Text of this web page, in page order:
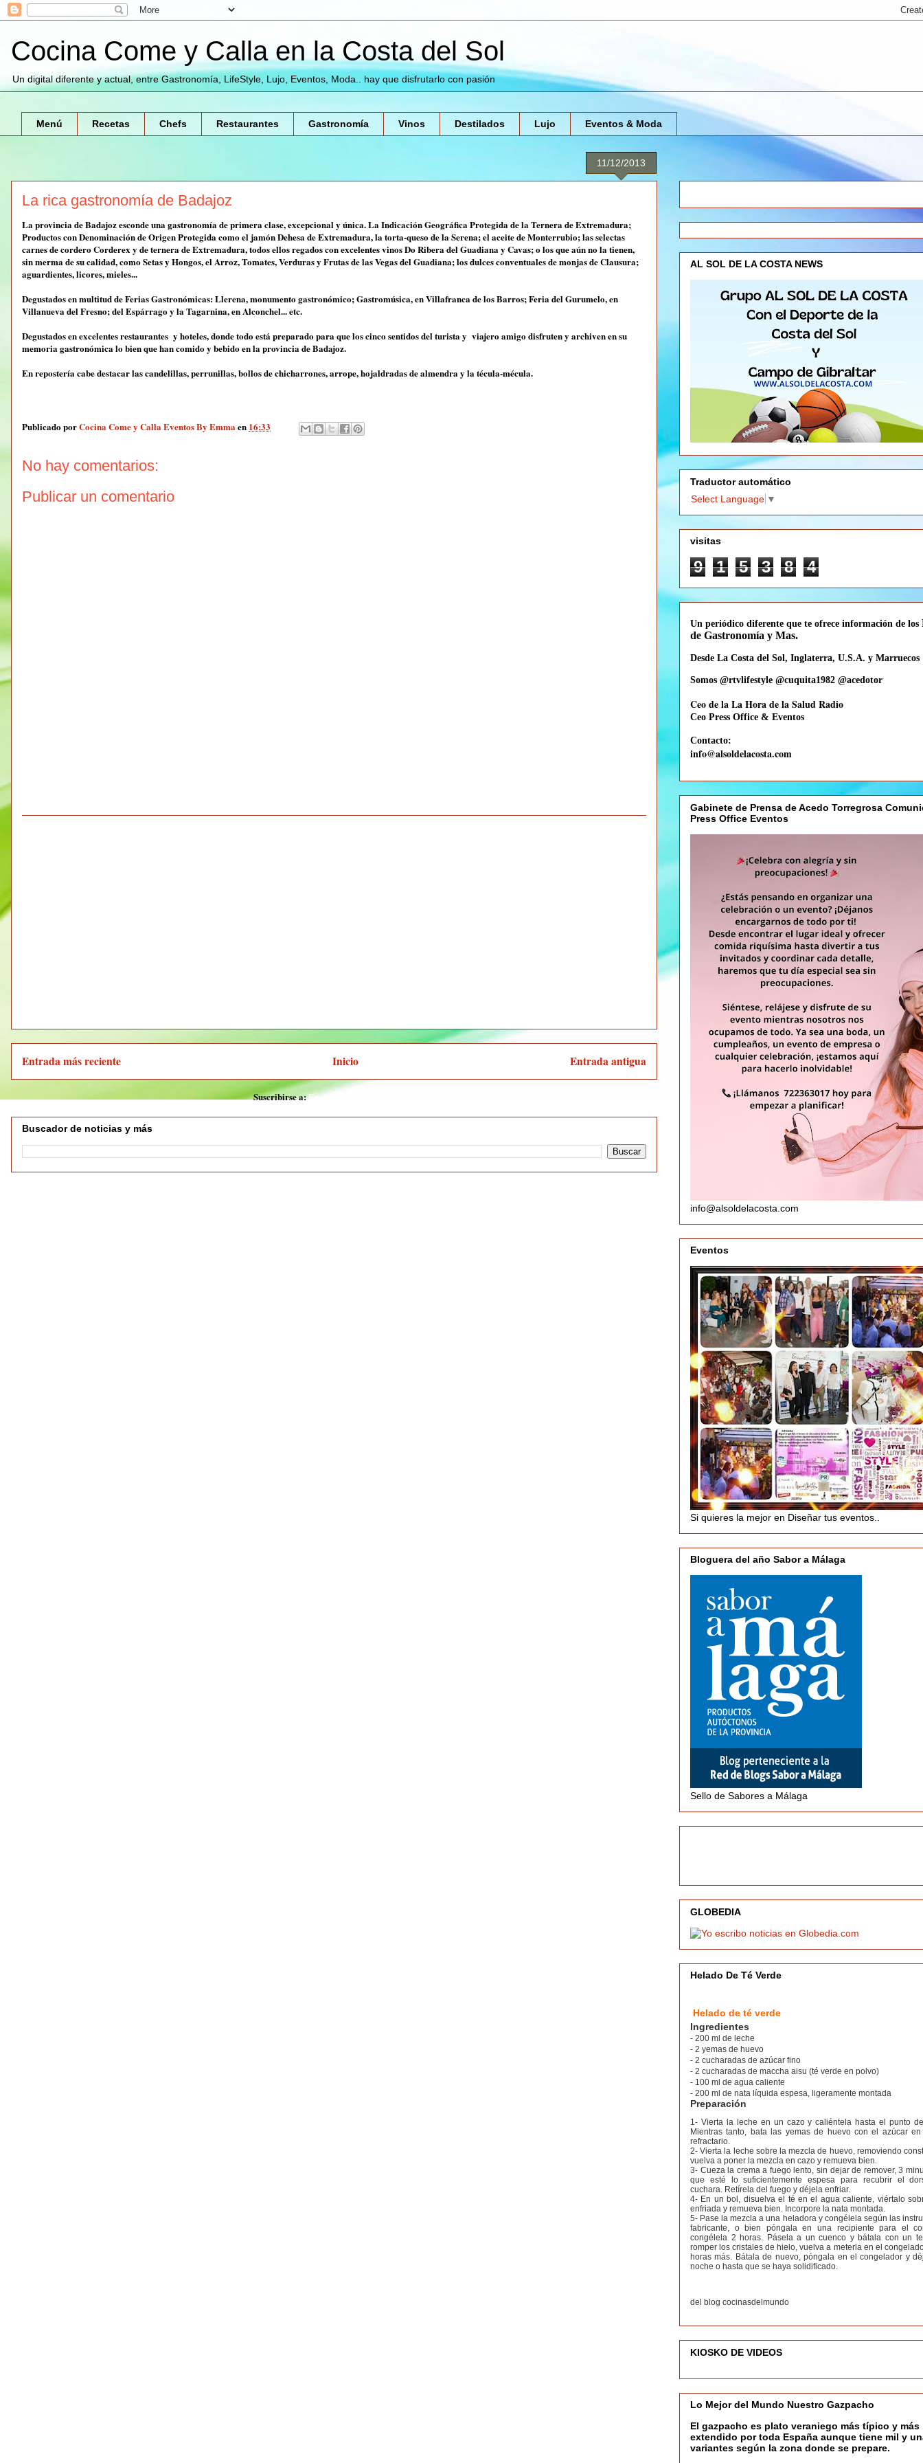
Cocina Come y Calla en la Costa del Sol
Un digital diferente y actual, entre Gastronomía, LifeStyle, Lujo, Eventos, Moda.. hay que disfrutarlo con pasión
Menú Recetas Chefs Restaurantes Gastronomía Vinos Destilados Lujo Eventos & Moda
11/12/2013
La rica gastronomía de Badajoz
La provincia de Badajoz esconde una gastronomía de primera clase, excepcional y única. La Indicación Geográfica Protegida de la Ternera de Extremadura;
Productos con Denominación de Origen Protegida como el jamón Dehesa de Extremadura, la torta-queso de la Serena; el aceite de Monterrubio; las selectas
carnes de cordero Corderex y de ternera de Extremadura, todos ellos regados con excelentes vinos Do Ribera del Guadiana y Cavas; o los que aún no la tienen,
sin merma de su calidad, como Setas y Hongos, el Arroz, Tomates, Verduras y Frutas de las Vegas del Guadiana; los dulces conventuales de monjas de Clausura;
aguardientes, licores, mieles...
Degustados en multitud de Ferias Gastronómicas: Llerena, monumento gastronómico; Gastromúsica, en Villafranca de los Barros; Feria del Gurumelo, en
Villanueva del Fresno; del Espárrago y la Tagarnina, en Alconchel... etc.
Degustados en excelentes restaurantes y hoteles, donde todo está preparado para que los cinco sentidos del turista y viajero amigo disfruten y archiven en su
memoria gastronómica lo bien que han comido y bebido en la provincia de Badajoz.
En repostería cabe destacar las candelillas, perrunillas, bollos de chicharrones, arrope, hojaldradas de almendra y la técula-mécula.
Publicado porCocina Come y Calla Eventos By Emmaen 16:33
No hay comentarios:
Publicar un comentario
Entrada más reciente Entrada antigua
Inicio
Suscribirse a:Enviar comentarios (Atom)
Buscador de noticias y más
AL SOL DE LA COSTA NEWS
Traductor automático
Select Language ▼
visitas
9 1 5 3 8 4
Un periódico diferente que te ofrece información de los
de Gastronomía y Mas.
Desde La Costa del Sol, Inglaterra, U.S.A. y Marruecos
Somos @rtvlifestyle @cuquita1982 @acedotor
Ceo de la La Hora de la Salud Radio
Ceo Press Office & Eventos
Contacto:
info@alsoldelacosta.com
Gabinete de Prensa de Acedo Torregrosa
Press Office Eventos
info@alsoldelacosta.com
Eventos
Si quieres la mejor en Diseñar tus eventos..
Bloguera del año Sabor a Málaga
Sello de Sabores a Málaga
GLOBEDIA
Helado De Té Verde
Helado de té verde
Ingredientes
- 200 ml de leche
- 2 yemas de huevo
- 2 cucharadas de azúcar fino
- 2 cucharadas de maccha aisu (té verde en polvo)
- 100 ml de agua caliente
- 200 ml de nata líquida espesa, ligeramente montada
Preparación
1- Vierta la leche en un cazo y caliéntela hasta el punto
Mientras tanto, bata las yemas de huevo con el azúcar
refractario.
2- Vierta la leche sobre la mezcla de huevo, removiendo
vuelva a poner la mezcla en cazo y remueva bien.
3- Cueza la crema a fuego lento, sin dejar de remover, 3
que esté lo suficientemente espesa para recubrir el
cuchara. Retírela del fuego y déjela enfriar.
4- En un bol, disuelva el té en el agua caliente, viértalo
enfriada y remueva bien. Incorpore la nata montada.
5- Pase la mezcla a una heladora y congélela según las
fabricante, o bien póngala en una recipiente para el
congélela 2 horas. Pásela a un cuenco y bátala con un
romper los cristales de hielo, vuelva a meterla en el
horas más. Bátala de nuevo, póngala en el congelador y
noche o hasta que se haya solidificado.
del blog cocinasdelmundo
KIOSKO DE VIDEOS
Lo Mejor del Mundo Nuestro Gazpacho
El gazpacho es plato veraniego más típico y más
extendido por toda España aunque tiene mil y
variantes según la zona donde se prepare.